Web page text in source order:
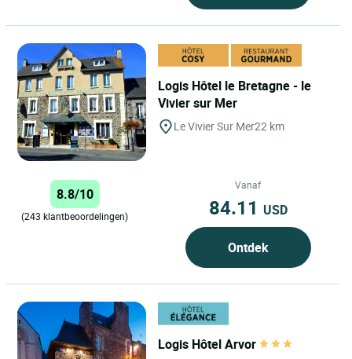
Logis Hôtel le Bretagne - le
Vivier sur Mer
Le Vivier Sur Mer22 km
8.8/10
(243 klantbeoordelingen)
Vanaf
84.11 USD
Ontdek
Logis Hôtel Arvor